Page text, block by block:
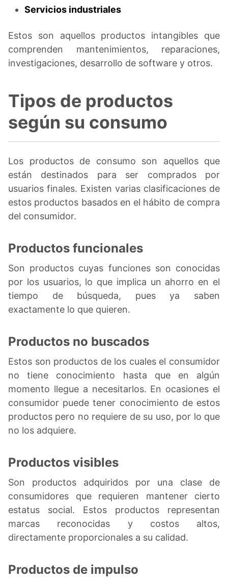
Servicios industriales
Estos son aquellos productos intangibles que
comprenden mantenimientos, reparaciones,
investigaciones, desarrollo de software y otros.
Tipos de productos
según su consumo
Los productos de consumo son aquellos que
están destinados para ser comprados por
usuarios finales. Existen varias clasificaciones de
estos productos basados en el hábito de compra
del consumidor.
Productos funcionales
Son productos cuyas funciones son conocidas
por los usuarios, lo que implica un ahorro en el
tiempo de búsqueda, pues ya saben
exactamente lo que quieren.
Productos no buscados
Estos son productos de los cuales el consumidor
no tiene conocimiento hasta que en algún
momento llegue a necesitarlos. En ocasiones el
consumidor puede tener conocimiento de estos
productos pero no requiere de su uso, por lo que
no los adquiere.
Productos visibles
Son productos adquiridos por una clase de
consumidores que requieren mantener cierto
estatus social. Estos productos representan
marcas reconocidas y costos altos,
directamente proporcionales a su calidad.
Productos de impulso